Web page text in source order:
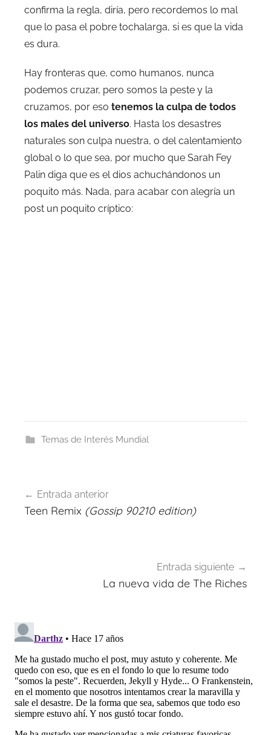
confirma la regla, diría, pero recordemos lo mal
que lo pasa el pobre tochalarga, si es que la vida
es dura.
Hay fronteras que, como humanos, nunca
podemos cruzar, pero somos la peste y la
cruzamos, por eso tenemos la culpa de todos
los males del universo. Hasta los desastres
naturales son culpa nuestra, o del calentamiento
global o lo que sea, por mucho que Sarah Fey
Palin diga que es el dios achuchándonos un
poquito más. Nada, para acabar con alegría un
post un poquito críptico:
Temas de Interés Mundial
de
Entrada anterior
Teen Remix (Gossip 90210 edition)
Entrada siguiente
La nueva vida de The Riches